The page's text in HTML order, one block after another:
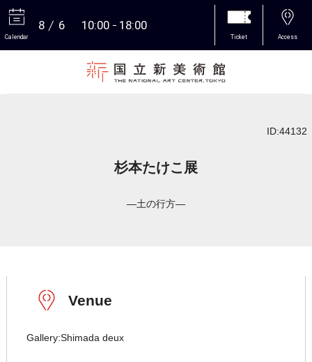
Calendar
8 6 10:00 18:00
Ticket Access
ID:44132
杉本たけこ展
―土の行方―
Venue
Gallery:Shimada deux